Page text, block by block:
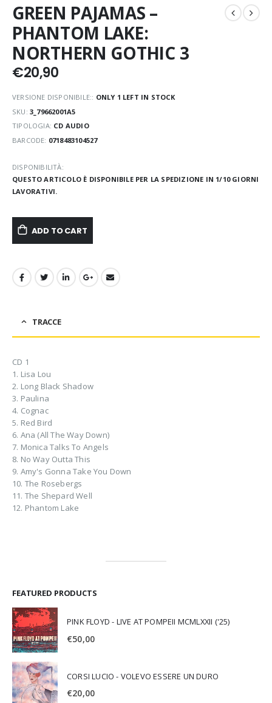
GREEN PAJAMAS –
PHANTOM LAKE:
NORTHERN GOTHIC 3
€20,90
VERSIONE DISPONIBILE:: ONLY 1 LEFT IN STOCK
SKU: 3_79662001A5
TIPOLOGIA: CD AUDIO
BARCODE: 0718483104527
DISPONIBILITÀ:
QUESTO ARTICOLO È DISPONIBILE PER LA SPEDIZIONE IN 1/10 GIORNI
LAVORATIVI.
ADD TO CART
TRACCE
CD 1
1. Lisa Lou
2. Long Black Shadow
3. Paulina
4. Cognac
5. Red Bird
6. Ana (All The Way Down)
7. Monica Talks To Angels
8. No Way Outta This
9. Amy's Gonna Take You Down
10. The Rosebergs
11. The Shepard Well
12. Phantom Lake
FEATURED PRODUCTS
PINK FLOYD - LIVE AT POMPEII MCMLXXII ('25)
€50,00
CORSI LUCIO - VOLEVO ESSERE UN DURO
€20,00